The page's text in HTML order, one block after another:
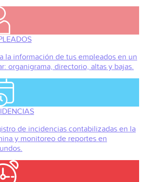
la información de tus empleados en un
organigrama, directorio, altas y bajas.
de incidencias contabilizadas en la
y monitoreo de reportes en